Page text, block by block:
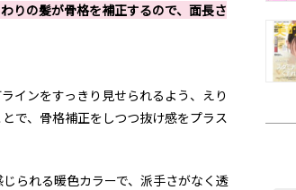
りの髪が骨格を補正するので、面長さ
インをすっきり見せられるよう、えり
で、骨格補正をしつつ抜け感をプラス
られる暖色カラーで、派手さがなく透